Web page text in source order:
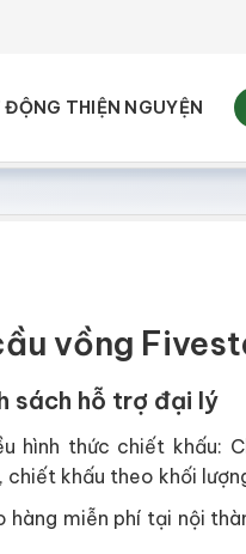
THIỆN NGUYỆN
vồng
sách hỗ trợ đại lý
hình thức chiết khấu:
chiết khấu theo khối
hàng miễn phí tại nội